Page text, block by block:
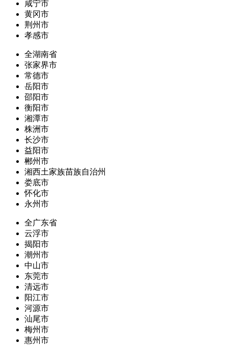
咸宁市
黄冈市
荆州市
孝感市
全湖南省
张家界市
常德市
岳阳市
邵阳市
衡阳市
湘潭市
株洲市
长沙市
益阳市
郴州市
湘西土家族苗族自治州
娄底市
怀化市
永州市
全广东省
云浮市
揭阳市
潮州市
中山市
东莞市
清远市
阳江市
河源市
汕尾市
梅州市
惠州市